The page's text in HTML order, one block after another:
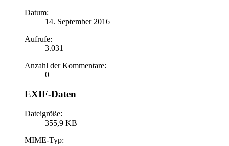
Datum:
14. September 2016
Aufrufe:
3.031
Anzahl der Kommentare:
0
EXIF-Daten
Dateigröße:
355,9 KB
MIME-Typ: